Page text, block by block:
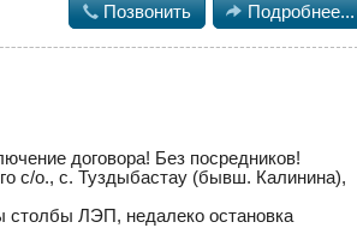
 Позвонить  Подробнее...
договора! Без посредников!
с/о., с. Туздыбастау (бывш. Калинина),
столбы ЛЭП, недалеко остановка